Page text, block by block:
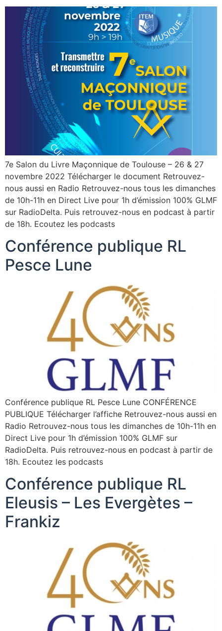
7e Salon du Livre Maçonnique de Toulouse – 26 & 27
novembre 2022 Télécharger le document Retrouvez-
nous aussi en Radio Retrouvez-nous tous les dimanches
de 10h-11h en Direct Live pour 1h d’émission 100% GLMF
sur RadioDelta. Puis retrouvez-nous en podcast à partir
de 18h. Ecoutez les podcasts
Conférence publique RL
Pesce Lune
Conférence publique RL Pesce Lune CONFÉRENCE
PUBLIQUE Télécharger l’affiche Retrouvez-nous aussi en
Radio Retrouvez-nous tous les dimanches de 10h-11h en
Direct Live pour 1h d’émission 100% GLMF sur
RadioDelta. Puis retrouvez-nous en podcast à partir de
18h. Ecoutez les podcasts
Conférence publique RL
Eleusis – Les Evergètes –
Frankiz